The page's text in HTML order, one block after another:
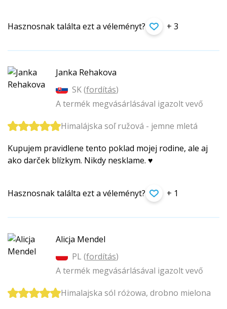
Hasznosnak találta ezt a véleményt? + 3
Janka Rehakova
SK (fordítás)
A termék megvásárlásával igazolt vevő
Himalájska soľ ružová - jemne mletá
Kupujem pravidlene tento poklad mojej rodine, ale aj
ako darček blízkym. Nikdy nesklame. ♥️
Hasznosnak találta ezt a véleményt? + 1
Alicja Mendel
PL (fordítás)
A termék megvásárlásával igazolt vevő
Himalajska sól różowa, drobno mielona